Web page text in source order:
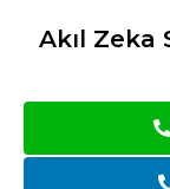
Akıl Zeka